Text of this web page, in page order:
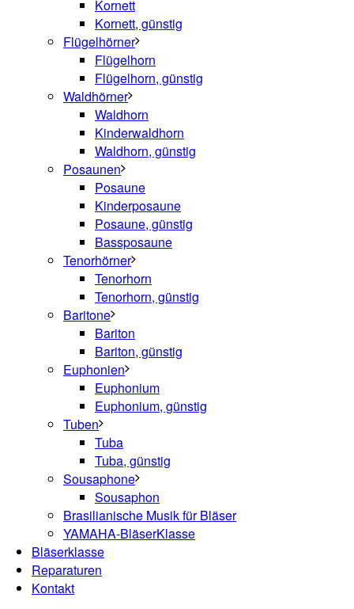
Kornett
Kornett, günstig
Flügelhörner
Flügelhorn
Flügelhorn, günstig
Waldhörner
Waldhorn
Kinderwaldhorn
Waldhorn, günstig
Posaunen
Posaune
Kinderposaune
Posaune, günstig
Bassposaune
Tenorhörner
Tenorhorn
Tenorhorn, günstig
Baritone
Bariton
Bariton, günstig
Euphonien
Euphonium
Euphonium, günstig
Tuben
Tuba
Tuba, günstig
Sousaphone
Sousaphon
Brasilianische Musik für Bläser
YAMAHA-BläserKlasse
Bläserklasse
Reparaturen
Kontakt